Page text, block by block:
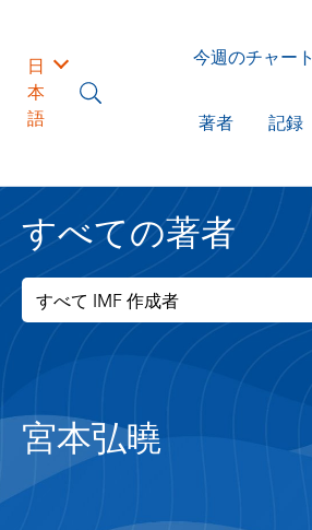
日
本
語
今週のチャート
著者 記録
すべての著者
すべて IMF 作成者
宮本弘曉